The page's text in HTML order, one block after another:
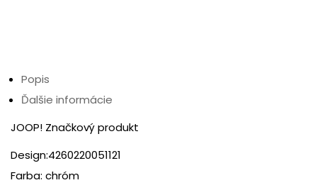
Popis
Ďalšie informácie
JOOP! Značkový produkt
Design:4260220051121
Farba: chróm